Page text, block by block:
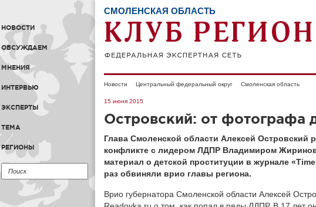
НОВОСТИ
ОБСУЖДАЕМ
МНЕНИЯ
ИНТЕРВЬЮ
ЭКСПЕРТЫ
ТЕМА
РЕГИОНЫ
СМОЛЕНСКАЯ ОБЛАСТЬ
Новости Центральный федеральный округ Смоленская область
15 июня 2015
Островский: от фотографа
Глава Смоленской области Алексей Островский
конфликте с лидером ЛДПР Владимиром
материал о детской проституции в журнале
раз обвиняли врио главы региона.
Врио губернатора Смоленской области Алексей